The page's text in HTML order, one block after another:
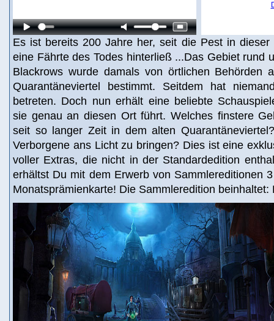
Es ist bereits 200 Jahre her, seit die Pest in dieser
eine Fährte des Todes hinterließ ...Das Gebiet rund
Blackrows wurde damals von örtlichen Behörden
Quarantäneviertel bestimmt. Seitdem hat
betreten. Doch nun erhält eine beliebte
sie genau an diesen Ort führt. Welches finstere
seit so langer Zeit in dem alten
Verborgene ans Licht zu bringen? Dies ist eine
voller Extras, die nicht in der Standardedition
erhältst Du mit dem Erwerb von Sammlereditionen
Monatsprämienkarte! Die Sammleredition beinhaltet: